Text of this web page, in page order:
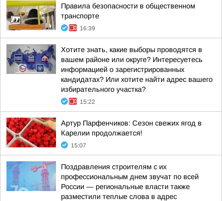
Правила безопасности в общественном
транспорте
16:39
Хотите знать, какие выборы проводятся в
вашем районе или округе? Интересуетесь
информацией о зарегистрированных
кандидатах? Или хотите найти адрес вашего
избирательного участка?
15:22
Артур Парфенчиков: Сезон свежих ягод в
Карелии продолжается!
15:07
Поздравления строителям с их
профессиональным днем звучат по всей
России — региональные власти также
разместили теплые слова в адрес